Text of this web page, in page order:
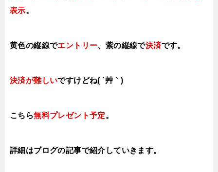
表示。
黄色の縦線でエントリー、紫の縦線で決済です。
決済が難しいですけどね( ´艸｀)
こちら無料プレゼント予定。
詳細はブログの記事で紹介していきます。